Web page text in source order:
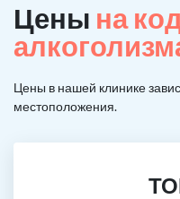
Цены на
Цены в нашей клинике
местоположения.